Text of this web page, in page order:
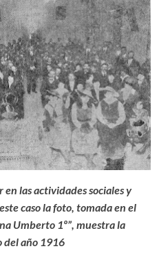
las actividades sociales y
caso la foto, tomada en el
Umberto 1º”, muestra la
del año 1916